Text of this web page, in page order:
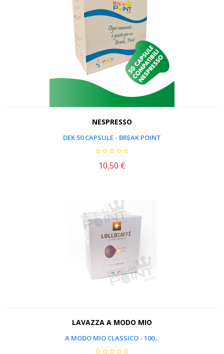
NESPRESSO
DEK 50 CAPSULE - BREAK POINT
Prezzo
10,50 €
LAVAZZA A MODO MIO
A MODO MIO CLASSICO - 100...